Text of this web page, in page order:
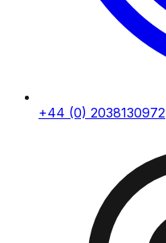
+44 (0) 2038130972